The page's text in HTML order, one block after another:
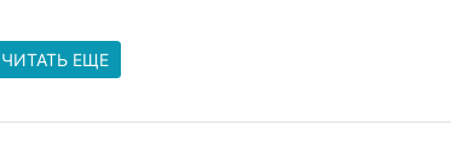
ЧИТАТЬ ЕЩЕ